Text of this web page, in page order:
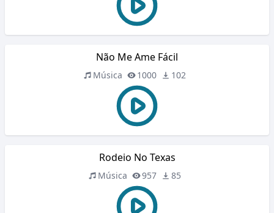
Não Me Ame Fácil
Música 1000 102
Rodeio No Texas
Música 957 85